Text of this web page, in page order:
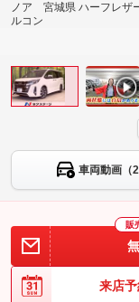
ノア 宮城県 ハーフレ
ルコン
車両動画（2
販
来店